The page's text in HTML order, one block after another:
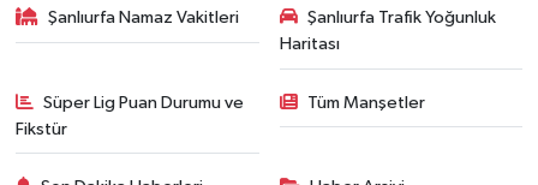
Şanlıurfa Namaz Vakitleri
Şanlıurfa Trafik Yoğunluk
Haritası
Süper Lig Puan Durumu ve
Fikstür
Tüm Manşetler